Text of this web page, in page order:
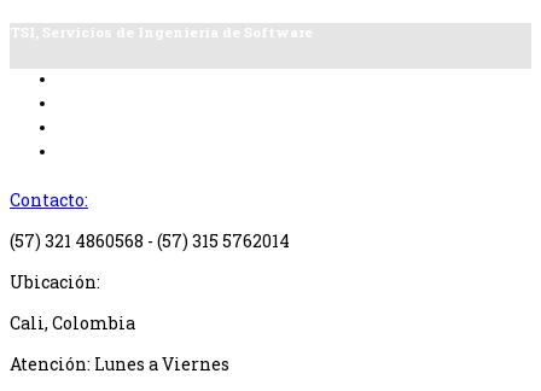
TSI, Servicios de Ingeniería de Software
Contacto:
(57) 321 4860568 - (57) 315 5762014
Ubicación:
Cali, Colombia
Atención: Lunes a Viernes